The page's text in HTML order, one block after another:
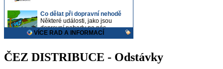
ČEZ DISTRIBUCE - Odstávky